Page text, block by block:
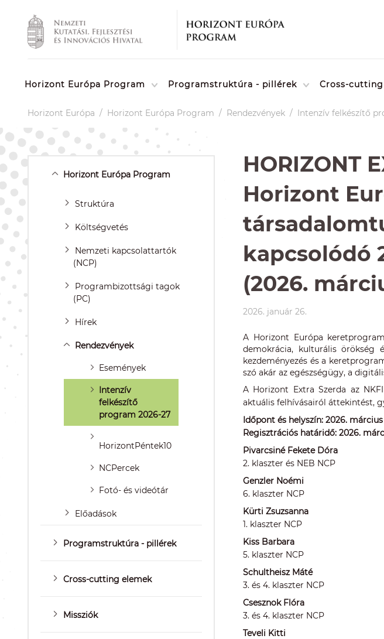
Horizont Európa Program Programstruktúra - pillérek Cross-
Horizont Európa / Horizont Európa Program / Rendezvények / Intenzív felkészítő
Horizont Európa Program
Struktúra
Költségvetés
Nemzeti kapcsolattartók
(NCP)
Programbizottsági tagok
(PC)
Hírek
Rendezvények
Események
Intenzív
felkészítő
program 2026-27
HorizontPéntek10
NCPercek
Fotó- és videótár
Előadások
Programstruktúra - pillérek
Cross-cutting elemek
Missziók
HORIZONT
Horizont
kapcsolódó
(2026.
2026. január 26.
A Horizont Európa
demokrácia, kulturális örökség
kezdeményezés és a
szó akár az egészségügy, a
A Horizont Extra Szerda az
aktuális felhívásairól áttekintést,
Időpont és helyszín: 2026. március
Regisztrációs határidő: 2026.
Pivarcsiné Fekete Dóra
2. klaszter és NEB NCP
Genzler Noémi
6. klaszter NCP
Kürti Zsuzsanna
1. klaszter NCP
Kiss Barbara
5. klaszter NCP
Schultheisz Máté
3. és 4. klaszter NCP
Csesznok Flóra
3. és 4. klaszter NCP
Teveli Kitti